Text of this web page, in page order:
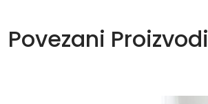
Povezani Proizvodi